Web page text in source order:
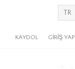
KAYDOL GIRIŞ YAP